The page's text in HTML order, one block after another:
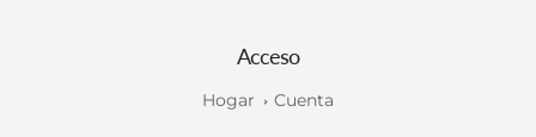
Acceso
Hogar Cuenta